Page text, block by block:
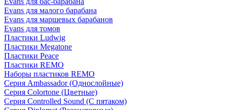
Evans для малого барабана
Evans для маршевых барабанов
Evans для томов
Пластики Ludwig
Пластики Megatone
Пластики Peace
Пластики REMO
Наборы пластиков REMO
Серия Ambassador (Однослойные)
Серия Colortone (Цветные)
Серия Controlled Sound (С пятаком)